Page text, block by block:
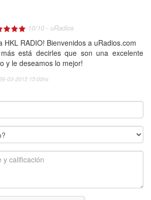
10/10 - uRadios
HKL RADIO! Bienvenidos a uRadios.com
está decirles que son una excelente
y le deseamos lo mejor!
03-2015 15:00hs